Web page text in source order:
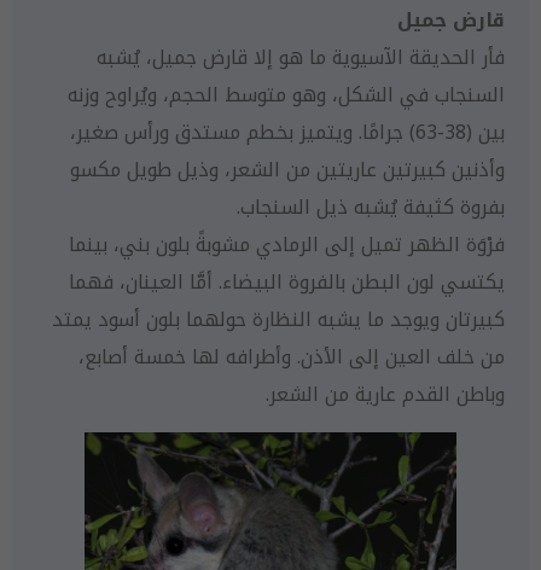
قارض جميل
فأر الحديقة الآسيوية ما هو إلا قارض جميل، يُشبه
السنجاب في الشكل، وهو متوسط الحجم، ويُراوح وزنه
بين (38-63) جرامًا. ويتميز بخطم مستدق ورأس صغير،
وأذنين كبيرتين عاريتين من الشعر، وذيل طويل مكسو
بفروة كثيفة يُشبه ذيل السنجاب.
فرْوَة الظهر تميل إلى الرمادي مشوبةً بلون بني، بينما
يكتسي لون البطن بالفروة البيضاء. أمَّا العينان، فهما
كبيرتان ويوجد ما يشبه النظارة حولهما بلون أسود يمتد
من خلف العين إلى الأذن. وأطرافه لها خمسة أصابع،
وباطن القدم عارية من الشعر.